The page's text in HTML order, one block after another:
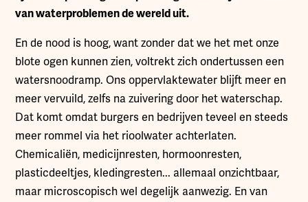
van waterproblemen de wereld uit.
En de nood is hoog, want zonder dat we het met onze
blote ogen kunnen zien, voltrekt zich ondertussen een
watersnoodramp. Ons oppervlaktewater blijft meer en
meer vervuild, zelfs na zuivering door het waterschap.
Dat komt omdat burgers en bedrijven teveel en steeds
meer rommel via het rioolwater achterlaten.
Chemicaliën, medicijnresten, hormoonresten,
plasticdeeltjes, kledingresten... allemaal onzichtbaar,
maar microscopisch wel degelijk aanwezig. En van